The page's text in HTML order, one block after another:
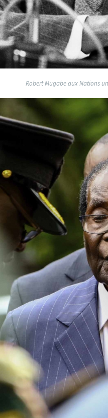
Robert Mugabe aux Nations